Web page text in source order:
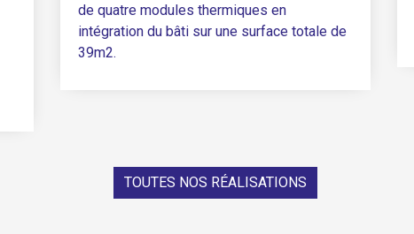
de quatre modules thermiques en
intégration du bâti sur une surface totale de
39m2.
TOUTES NOS RÉALISATIONS